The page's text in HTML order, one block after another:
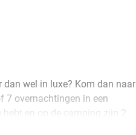
dan wel in luxe? Kom dan naar
7 overnachtingen in een
en op de camping zijn 2